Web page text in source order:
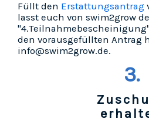
Füllt den Erstattungsantrag
lasst euch von swim2grow
den vorausgefüllten Antrag
info@swim2grow.de.
3.